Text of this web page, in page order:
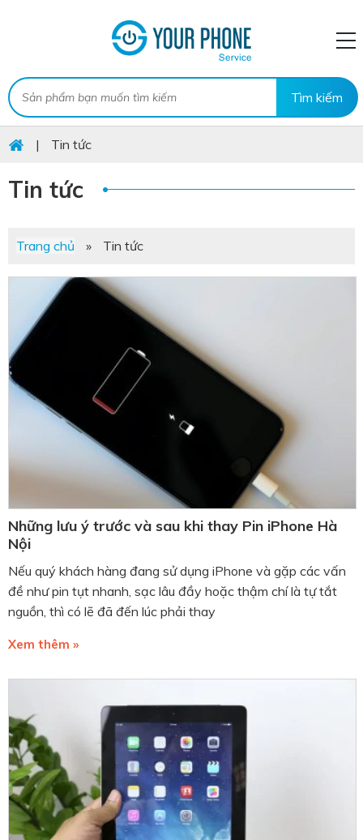
| Tin tức
Tin tức
Trang chủ » Tin tức
Những lưu ý trước và sau khi thay Pin iPhone Hà
Nội
Nếu quý khách hàng đang sử dụng iPhone và gặp các vấn
đề như pin tụt nhanh, sạc lâu đầy hoặc thậm chí là tự tắt
nguồn, thì có lẽ đã đến lúc phải thay
Xem thêm »